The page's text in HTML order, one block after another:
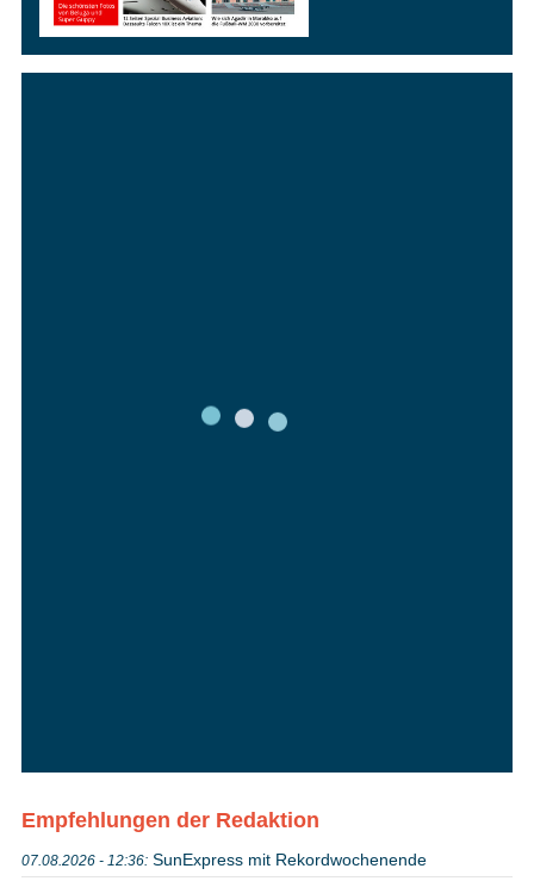
Empfehlungen der Redaktion
07.08.2026 - 12:36: SunExpress mit Rekordwochenende